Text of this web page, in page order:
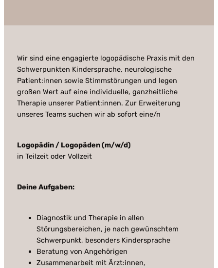
Wir sind eine engagierte logopädische Praxis mit den
Schwerpunkten Kindersprache, neurologische
Patient:innen sowie Stimmstörungen und legen
großen Wert auf eine individuelle, ganzheitliche
Therapie unserer Patient:innen. Zur Erweiterung
unseres Teams suchen wir ab sofort eine/n
Logopädin / Logopäden (m/w/d)
in Teilzeit oder Vollzeit
Deine Aufgaben:
Diagnostik und Therapie in allen
Störungsbereichen, je nach gewünschtem
Schwerpunkt, besonders Kindersprache
Beratung von Angehörigen
Zusammenarbeit mit Ärzt:innen,